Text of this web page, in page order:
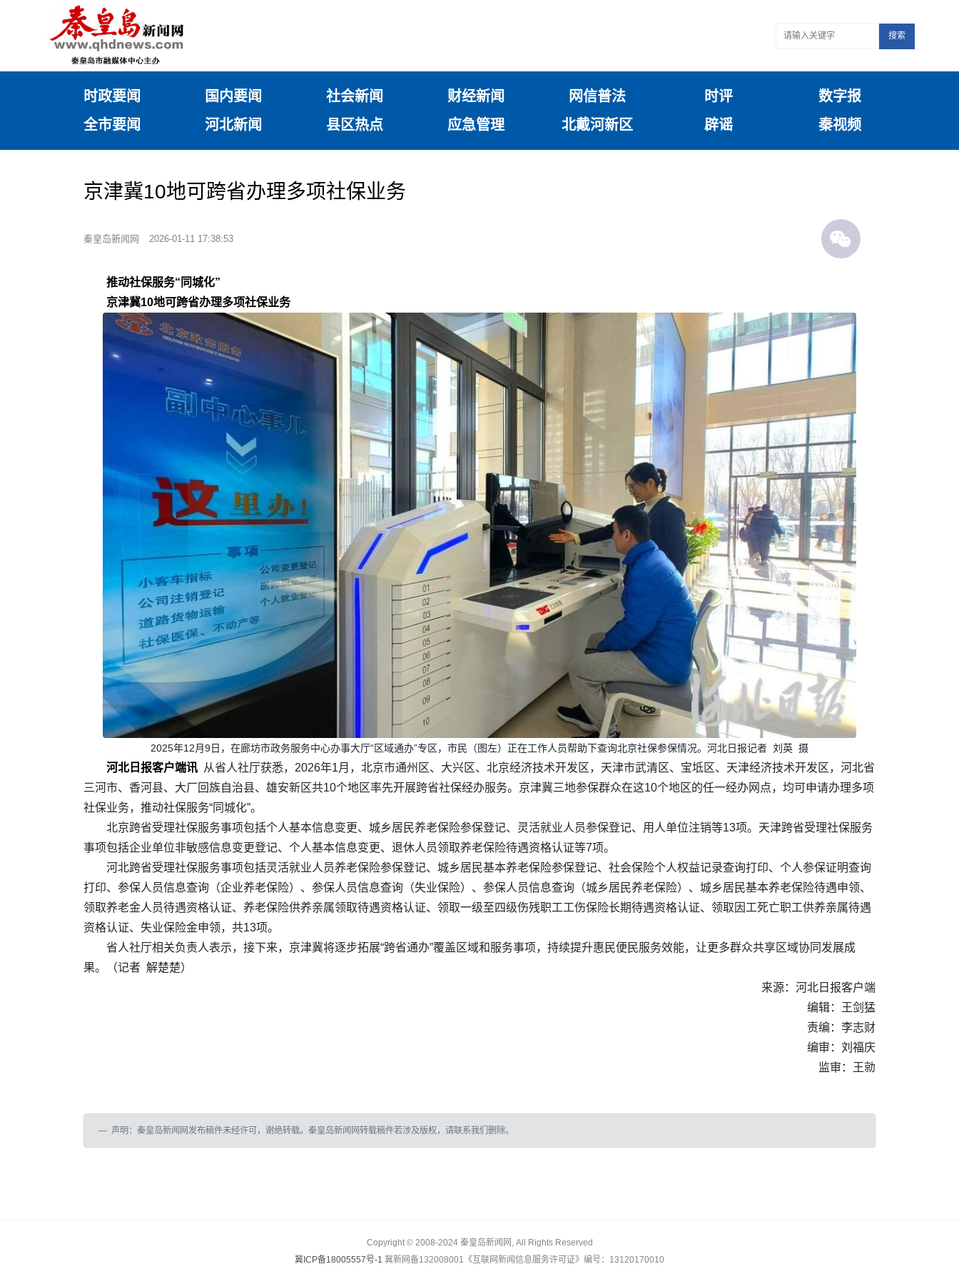
搜索
时政要闻 国内要闻 社会新闻 财经新闻 网信普法 时评
数字报
全市要闻
河北新闻 县区热点 应急管理 北戴河新区 辟谣 秦视频
京津冀10地可跨省办理多项社保业务
秦皇岛新闻网 2026-01-11 17:38:53
推动社保服务“同城化”
京津冀10地可跨省办理多项社保业务
2025年12月9日，在廊坊市政务服务中心办事大厅“区域通办”专区，市民（图左）正在工作人员帮助下查询北京社保参保情况。河北日报记者 刘英 摄
河北日报客户端讯 从省人社厅获悉，2026年1月，北京市通州区、大兴区、北京经济技术开发区，天津市武清区、宝坻区、天津经济技术开发区，河北省
三河市、香河县、大厂回族自治县、雄安新区共10个地区率先开展跨省社保经办服务。京津冀三地参保群众在这10个地区的任一经办网点，均可申请办理多项
社保业务，推动社保服务“同城化”。
北京跨省受理社保服务事项包括个人基本信息变更、城乡居民养老保险参保登记、灵活就业人员参保登记、用人单位注销等13项。天津跨省受理社保服务
事项包括企业单位非敏感信息变更登记、个人基本信息变更、退休人员领取养老保险待遇资格认证等7项。
河北跨省受理社保服务事项包括灵活就业人员养老保险参保登记、城乡居民基本养老保险参保登记、社会保险个人权益记录查询打印、个人参保证明查询
打印、参保人员信息查询（企业养老保险）、参保人员信息查询（失业保险）、参保人员信息查询（城乡居民养老保险）、城乡居民基本养老保险待遇申领、
领取养老金人员待遇资格认证、养老保险供养亲属领取待遇资格认证、领取一级至四级伤残职工工伤保险长期待遇资格认证、领取因工死亡职工供养亲属待遇
资格认证、失业保险金申领，共13项。
省人社厅相关负责人表示，接下来，京津冀将逐步拓展“跨省通办”覆盖区域和服务事项，持续提升惠民便民服务效能，让更多群众共享区域协同发展成
果。
（记者 解楚楚）
来源：河北日报客户端
编辑：王剑猛
责编：李志财
编审：刘福庆
监审：王勍
声明：秦皇岛新闻网发布稿件未经许可，谢绝转载。秦皇岛新闻网转载稿件若涉及版权，请联系我们删除。
Copyright © 2008-2024 秦皇岛新闻网, All Rights Reserved
冀ICP备18005557号-1 冀新网备132008001《互联网新闻信息服务许可证》编号：13120170010